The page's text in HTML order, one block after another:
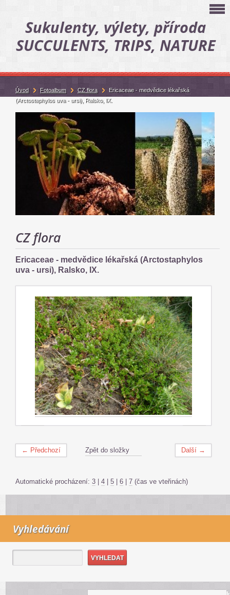
Sukulenty, výlety, příroda
SUCCULENTS, TRIPS, NATURE
CZ flora
Ericaceae - medvědice lékařská (Arctostaphylos
uva - ursi), Ralsko, IX.
← Předchozí Další →
Zpět do složky
Automatické procházení: 3 | 4 | 5 | 6 | 7 (čas ve vteřinách)
Vyhledávání
Úvod Fotoalbum CZ flora
Ericaceae - medvědice lékařská
(Arctostaphylos uva - ursi), Ralsko, IX.